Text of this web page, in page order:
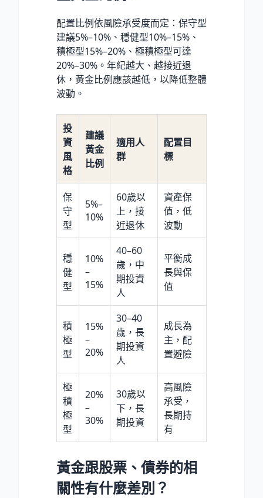
配置比例依風險承受度而定：保守型
建議5%–10%、穩健型10%–15%、
積極型15%–20%、極積極型可達
20%–30%。年紀越大、越接近退
休，黃金比例應該越低，以降低整體
波動。
投
資
風
格
建議
黃金
比例
適用人
群
配置目
標
保
守
型
5%–
10%
60歲以
上，接
近退休
資產保
值，低
波動
穩
健
型
10%
–
15%
40–60
歲，中
期投資
人
平衡成
長與保
值
積
極
型
15%
–
20%
30–40
歲，長
期投資
人
成長為
主，配
置避險
極
積
極
型
20%
–
30%
30歲以
下，長
期投資
高風險
承受，
長期持
有
黃金跟股票、債券的相
關性有什麼差別？